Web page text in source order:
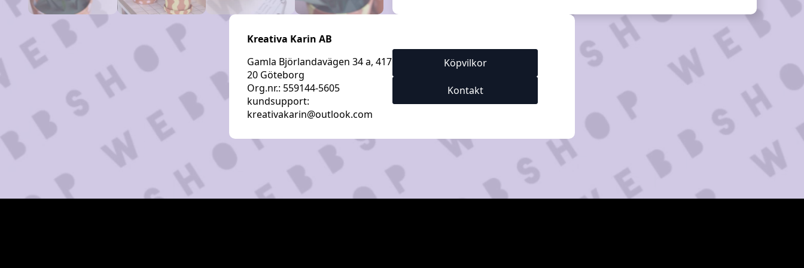
Kreativa Karin AB
Gamla Björlandavägen 34 a, 417
20 Göteborg
Org.nr.: 559144-5605
kundsupport:
kreativakarin@outlook.com
Köpvilkor
Kontakt